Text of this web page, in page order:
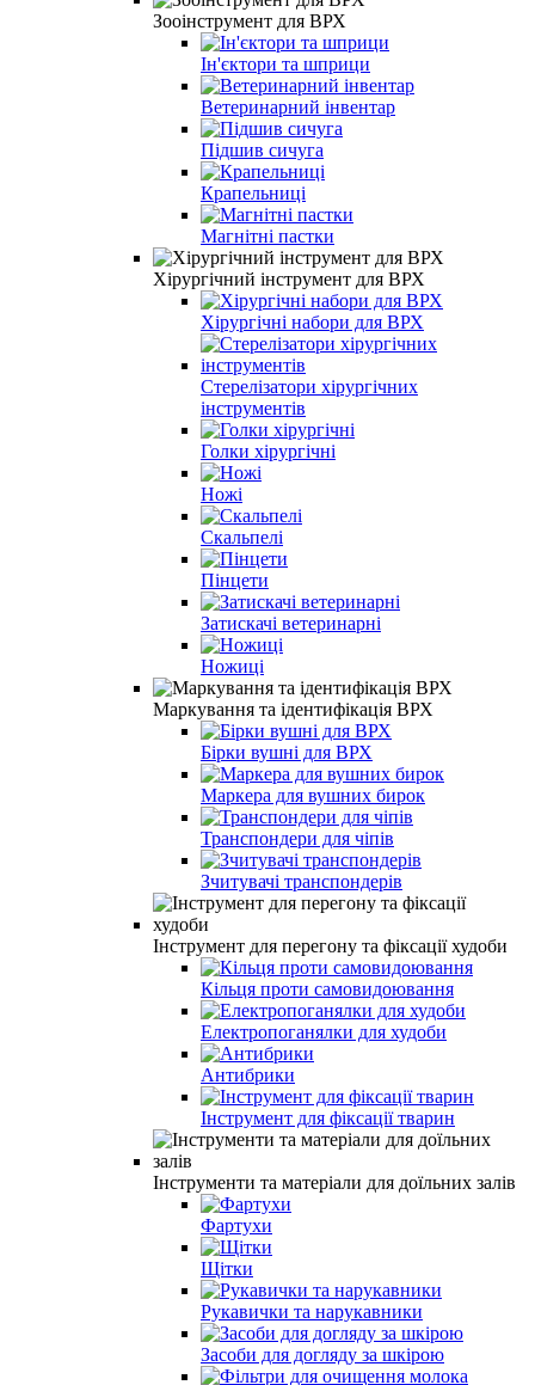
Зооінструмент для ВРХ
Ін'єктори та шприци
Ветеринарний інвентар
Підшив сичуга
Крапельниці
Магнітні пастки
Хірургічний інструмент для ВРХ
Хірургічні набори для ВРХ
Стерелізатори хірургічних
інструментів
Голки хірургічні
Ножі
Скальпелі
Пінцети
Затискачі ветеринарні
Ножиці
Маркування та ідентифікація ВРХ
Бірки вушні для ВРХ
Маркера для вушних бирок
Транспондери для чіпів
Зчитувачі транспондерів
Інструмент для перегону та фіксації худоби
Кільця проти самовидоювання
Електропоганялки для худоби
Антибрики
Інструмент для фіксації тварин
Інструменти та матеріали для доїльних залів
Фартухи
Щітки
Рукавички та нарукавники
Засоби для догляду за шкірою